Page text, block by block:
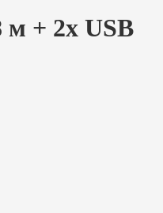
м + 2x USB